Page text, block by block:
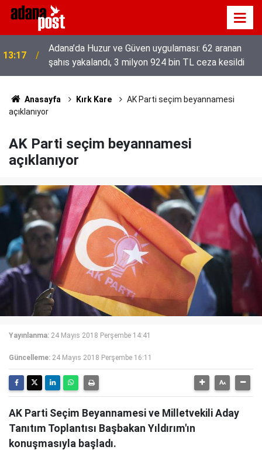
13:01
52 yıldır el emeğiyle üretiyor, mesleğin yok
olmamasına karşı direniyor
Anasayfa Kırk Kare
AK Parti seçim beyannamesi
açıklanıyor
AK Parti seçim beyannamesi
açıklanıyor
Yayınlanma: 24 Mayıs 2018 Perşembe 14:41
Güncelleme: 24 Mayıs 2018 Perşembe 16:11
AK Parti Seçim Beyannamesi ve Milletvekili Aday
Tanıtım Toplantısı Başbakan Yıldırım'ın
konuşmasıyla başladı.